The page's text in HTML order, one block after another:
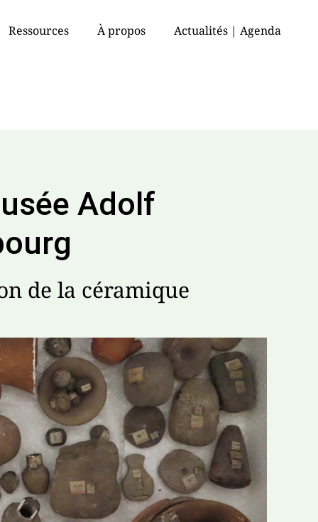
Ressources À propos Actualités | Agenda
Adolf
de la céramique